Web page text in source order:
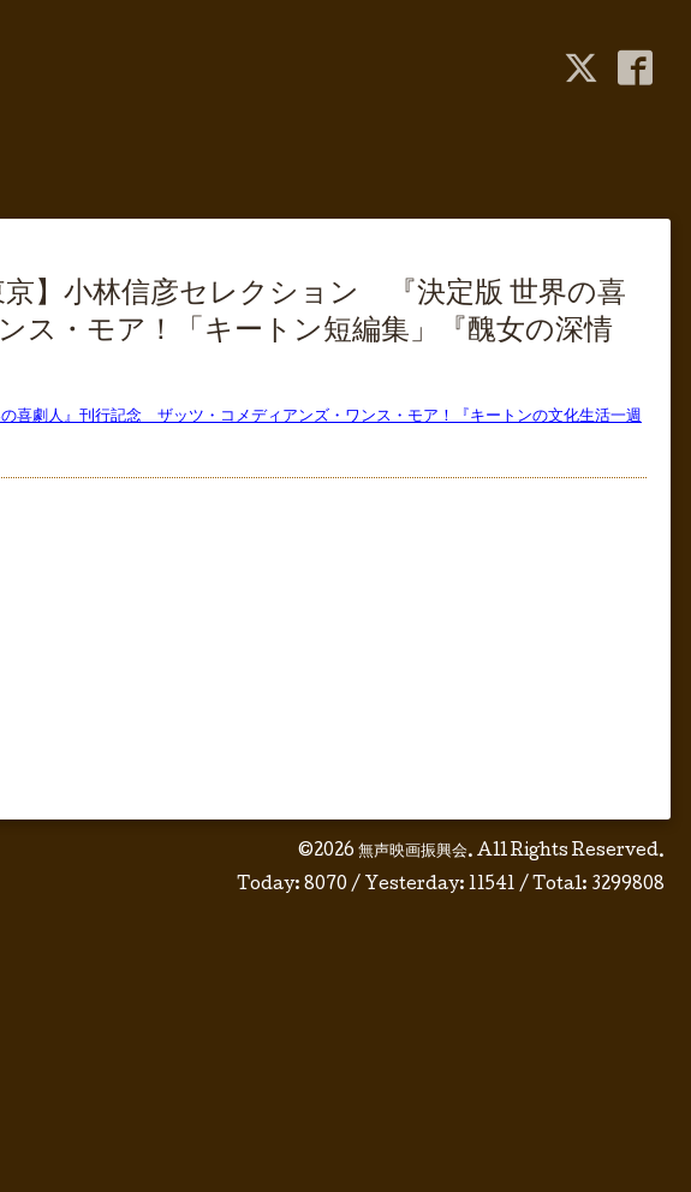
小林信彦セレクション 『決定版 世界の喜
・モア！「キートン短編集」『醜女の深情
人』刊行記念 ザッツ・コメディアンズ・ワンス・モア！『キートンの文化生活一週
©2026 無声映画振興会. All Rights Reserved.
Today: 8070 / Yesterday: 11541 / Total: 3299808